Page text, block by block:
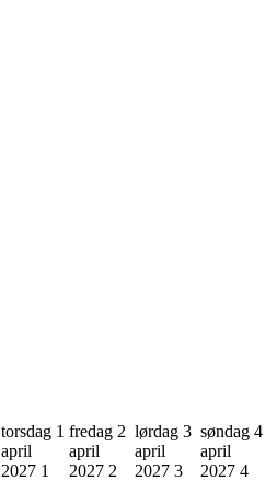
torsdag 1
april
2027 1
fredag 2
april
2027 2
lørdag 3
april
2027 3
søndag 4
april
2027 4